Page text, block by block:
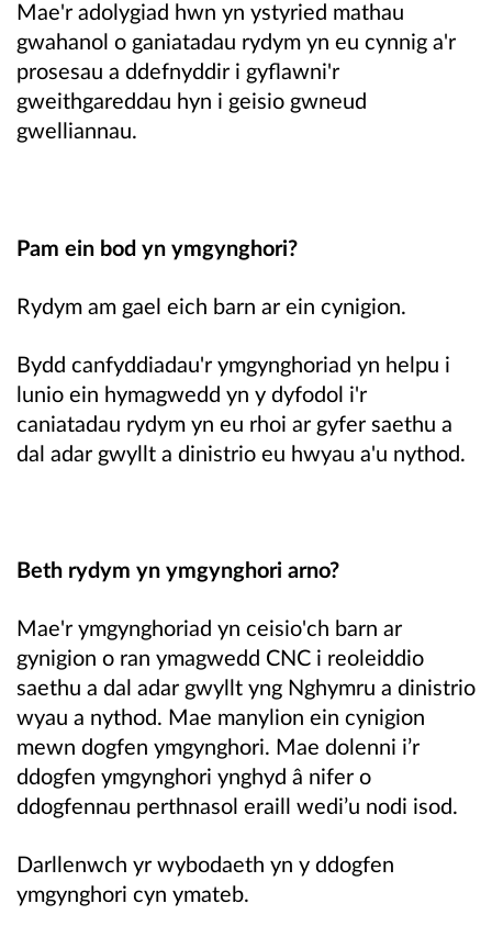
Mae'r adolygiad hwn yn ystyried mathau
gwahanol o ganiatadau rydym yn eu cynnig a'r
prosesau a ddefnyddir i gyflawni'r
gweithgareddau hyn i geisio gwneud
gwelliannau.
Pam ein bod yn ymgynghori?
Rydym am gael eich barn ar ein cynigion.
Bydd canfyddiadau'r ymgynghoriad yn helpu i
lunio ein hymagwedd yn y dyfodol i'r
caniatadau rydym yn eu rhoi ar gyfer saethu a
dal adar gwyllt a dinistrio eu hwyau a'u nythod.
Beth rydym yn ymgynghori arno?
Mae'r ymgynghoriad yn ceisio'ch barn ar
gynigion o ran ymagwedd CNC i reoleiddio
saethu a dal adar gwyllt yng Nghymru a dinistrio
wyau a nythod. Mae manylion ein cynigion
mewn dogfen ymgynghori. Mae dolenni i’r
ddogfen ymgynghori ynghyd â nifer o
ddogfennau perthnasol eraill wedi’u nodi isod.
Darllenwch yr wybodaeth yn y ddogfen
ymgynghori cyn ymateb.